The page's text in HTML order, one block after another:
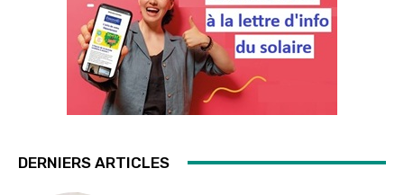
DERNIERS ARTICLES